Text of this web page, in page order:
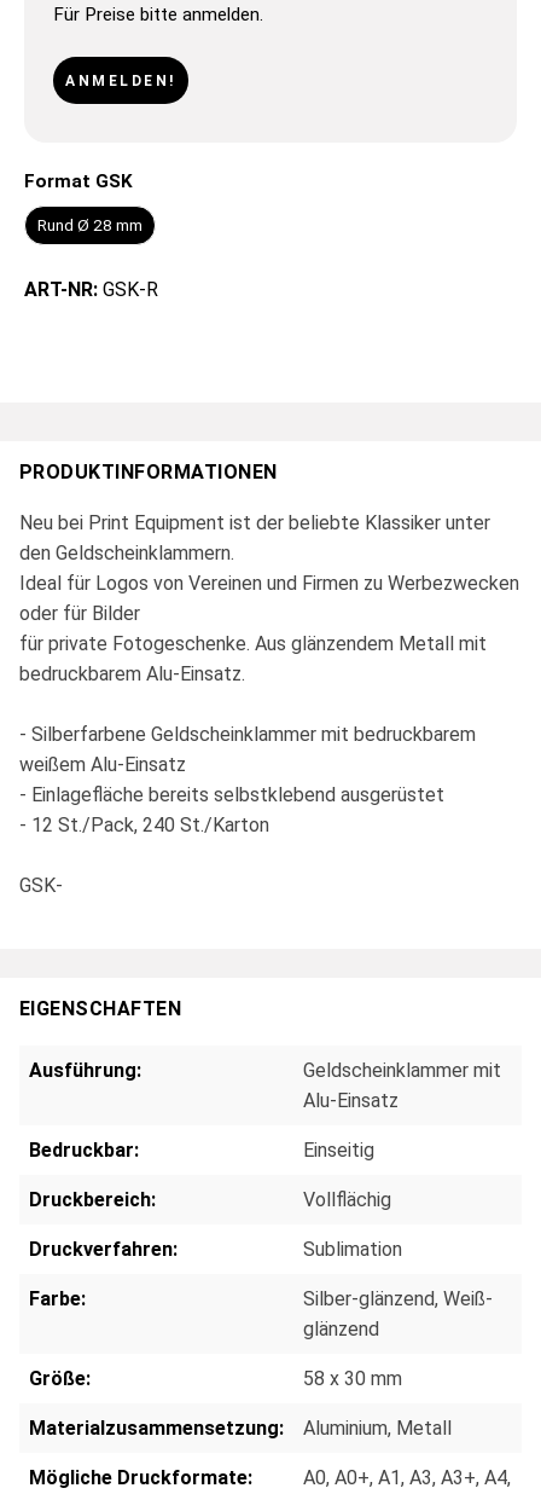
Für Preise bitte anmelden.
ANMELDEN!
Format GSK
Rund Ø 28 mm
ART-NR: GSK-R
PRODUKTINFORMATIONEN
Neu bei Print Equipment ist der beliebte Klassiker unter
den Geldscheinklammern.
Ideal für Logos von Vereinen und Firmen zu Werbezwecken
oder für Bilder
für private Fotogeschenke. Aus glänzendem Metall mit
bedruckbarem Alu-Einsatz.
- Silberfarbene Geldscheinklammer mit bedruckbarem
weißem Alu-Einsatz
- Einlagefläche bereits selbstklebend ausgerüstet
- 12 St./Pack, 240 St./Karton
GSK-
EIGENSCHAFTEN
Ausführung:
Geldscheinklammer mit
Alu-Einsatz
Bedruckbar: Einseitig
Druckbereich: Vollflächig
Druckverfahren: Sublimation
Farbe: Silber-glänzend, Weiß-
glänzend
Größe: 58 x 30 mm
Materialzusammensetzung: Aluminium, Metall
Mögliche Druckformate: A0, A0+, A1, A3, A3+, A4,